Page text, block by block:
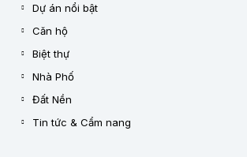
Dự án nổi bật
Căn hộ
Biệt thự
Nhà Phố
Đất Nền
Tin tức & Cẩm nang